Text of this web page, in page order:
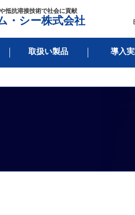
抵抗溶接技術で社会に貢献
・シー株式会社
取扱い製品 導入